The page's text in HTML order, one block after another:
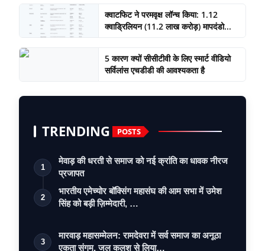
क्वाटफिट ने परमवृक्ष लॉन्च किया: 1.12
क्वाड्रिलियन (11.2 लाख करोड़) मापदंडो...
5 कारण क्यों सीसीटीवी के लिए स्मार्ट वीडियो
सर्विलांस एचडीडी की आवश्यकता है
TRENDING POSTS
1
मेवाड़ की धरती से समाज को नई क्रांति का धावक नीरज
प्रजापत
2
भारतीय एमेच्योर बॉक्सिंग महासंघ की आम सभा में उमेश
सिंह को बड़ी ज़िम्मेदारी, …
3
मारवाड़ महासम्मेलन: रामदेवरा में सर्व समाज का अनूठा
एकता संगम, जल कलश से लिया…